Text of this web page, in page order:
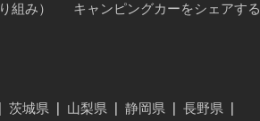
組み）
キャンピングカーをシェアする
茨城県 山梨県 静岡県 長野県